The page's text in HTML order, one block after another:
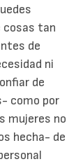
cosas tan
de
ni
de
como por
mujeres no
hecha- de